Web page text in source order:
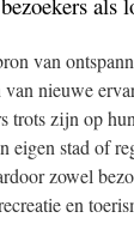
van
nieuwe
trots zijn op
eigen stad of
zowel
en